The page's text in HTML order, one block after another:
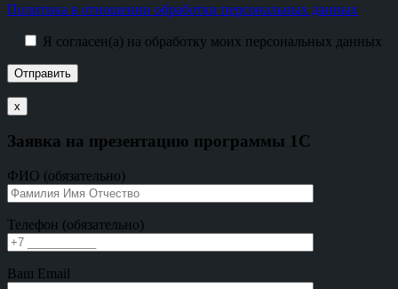
Политика в отношении обработки персональных данных
Я согласен(а) на обработку моих персональных данных
х
Заявка на презентацию программы 1С
ФИО (обязательно)
Телефон (обязательно)
Ваш Email